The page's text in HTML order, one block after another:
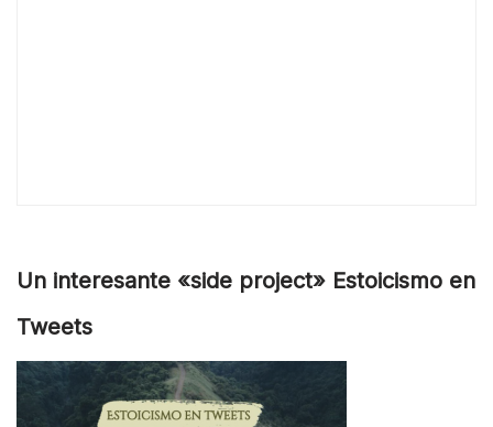
Un interesante «side project» Estoicismo en
Tweets